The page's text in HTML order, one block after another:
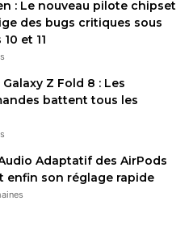
: Le nouveau pilote chipset
des bugs critiques sous
et 11
Z Fold 8 : Les
battent tous les
Adaptatif des AirPods
enfin son réglage rapide